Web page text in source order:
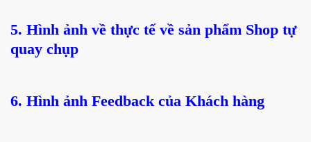
5. Hình ảnh về thực tế về sản phẩm Shop tự
quay chụp
6. Hình ảnh Feedback của Khách hàng